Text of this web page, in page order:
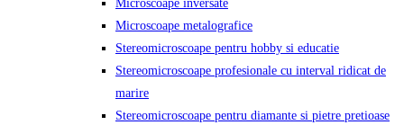
Microscoape inversate
Microscoape metalografice
Stereomicroscoape pentru hobby si educatie
Stereomicroscoape profesionale cu interval ridicat de
marire
Stereomicroscoape pentru diamante si pietre pretioase